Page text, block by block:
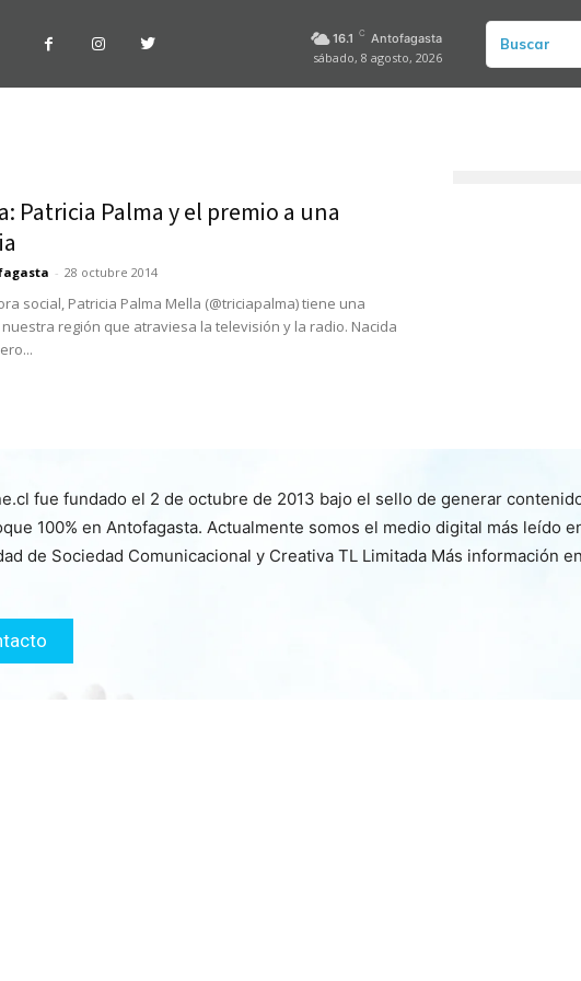
16.1 C Antofagasta
sábado, 8 agosto, 2026
Buscar
Patricia Palma y el premio a una
- 28 octubre 2014
social, Patricia Palma Mella (@triciapalma) tiene una
región que atraviesa la televisión y la radio. Nacida
fue fundado el 2 de octubre de 2013 bajo el sello de generar
100% en Antofagasta. Actualmente somos el medio digital más leído
de Sociedad Comunicacional y Creativa TL Limitada Más información en